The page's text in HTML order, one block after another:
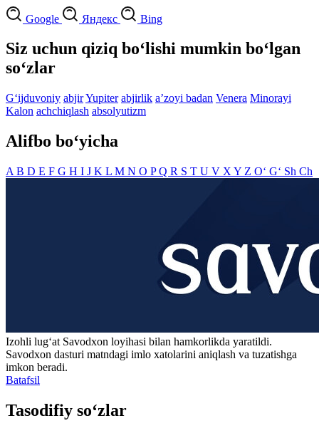
Google Яндекс Bing
Siz uchun qiziq bo‘lishi mumkin bo‘lgan
so‘zlar
G‘ijduvoniy abjirYupiter abjirlik aʼzoyi badan Venera Minorayi
Kalon achchiqlash absolyutizm
Alifbo bo‘yicha
A B D E F G H I J K L M N O PQ R S T U V X Y Z O‘ G‘ Sh Ch
Izohli lugʻat Savodxon loyihasi bilan hamkorlikda yaratildi.
Savodxon dasturi matndagi imlo xatolarini aniqlash va tuzatishga
imkon beradi.
Batafsil
Tasodifiy so‘zlar